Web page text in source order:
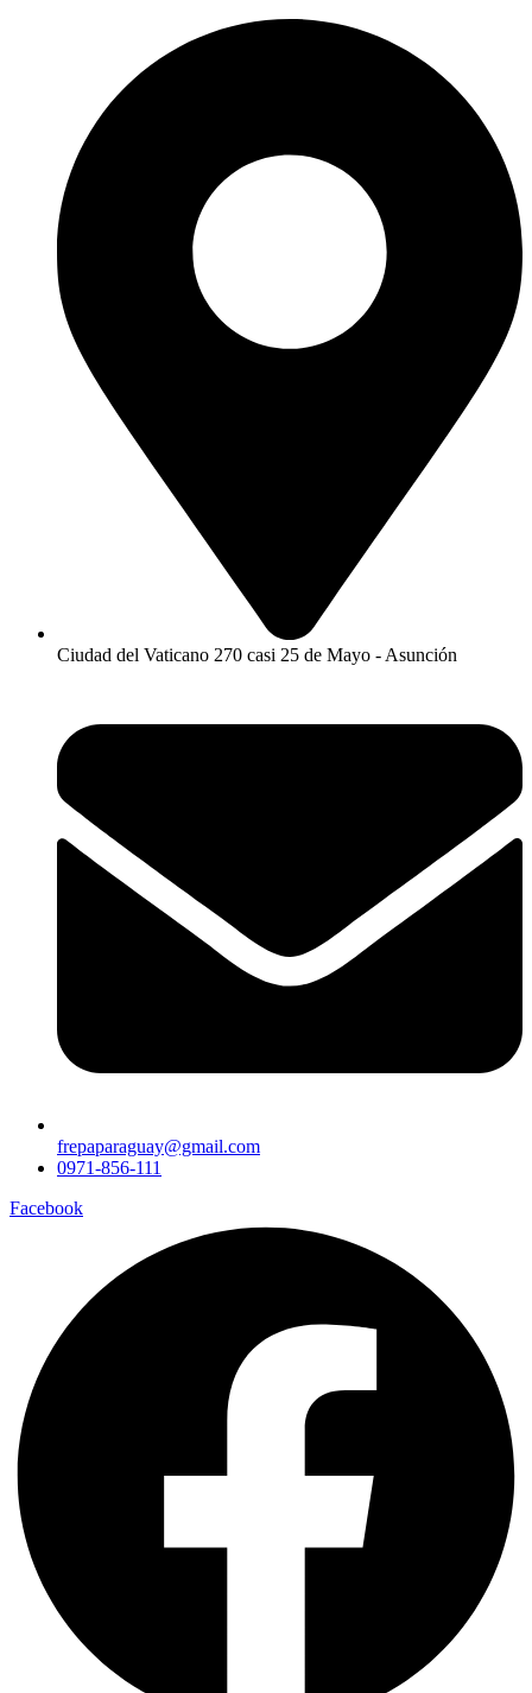
Ciudad del Vaticano 270 casi 25 de Mayo - Asunción
frepaparaguay@gmail.com
0971-856-111
Facebook